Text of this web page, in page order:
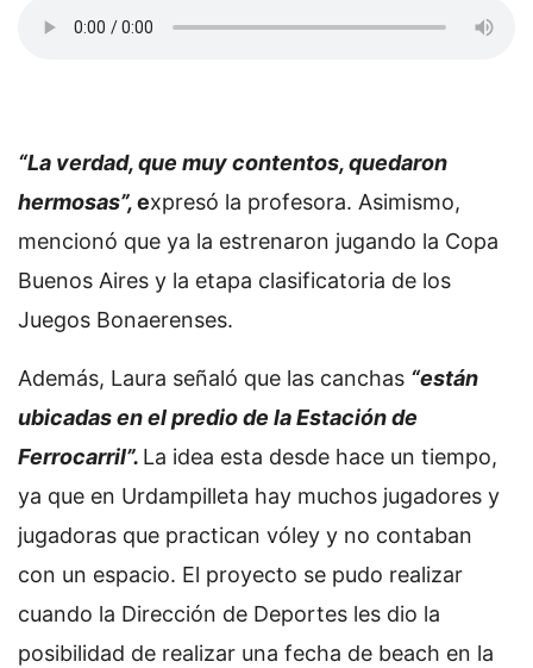
“La verdad, que muy contentos, quedaron
hermosas”,expresó la profesora. Asimismo,
mencionó que ya la estrenaron jugando la Copa
Buenos Aires y la etapa clasificatoria de los
Juegos Bonaerenses.
Además, Laura señaló que las canchas “están
ubicadas en el predio de la Estación de
Ferrocarril”. La idea esta desde hace un tiempo,
ya que en Urdampilleta hay muchos jugadores y
jugadoras que practican vóley y no contaban
con un espacio. El proyecto se pudo realizar
cuando la Dirección de Deportes les dio la
posibilidad de realizar una fecha de beach en la